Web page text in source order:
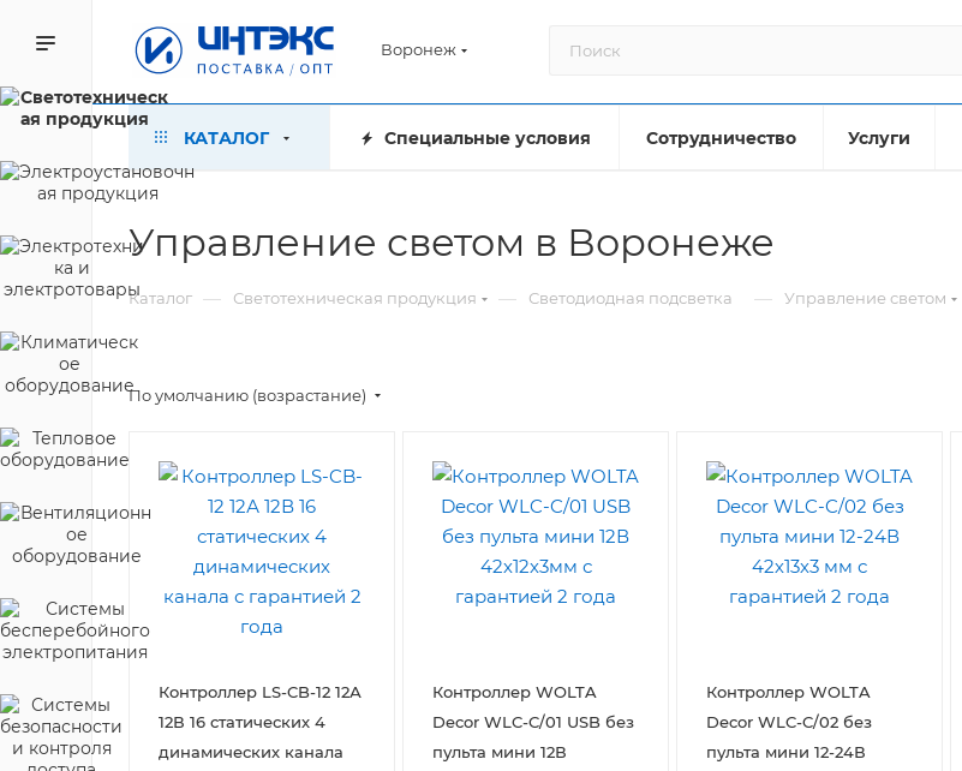
Воронеж
КАТАЛОГ Специальные условия Сотрудничество Услуги
Управление светом в Воронеже
Каталог — Светотехническая продукция — Светодиодная подсветка — Управление светом
По умолчанию (возрастание)
Контроллер LS-CB-12 12А
12В 16 статических 4
динамических канала
Контроллер WOLTA
Decor WLC-C/01 USB без
пульта мини 12В
Контроллер WOLTA
Decor WLC-C/02 без
пульта мини 12-24В